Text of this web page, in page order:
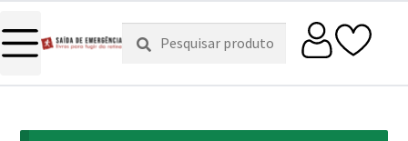
Pesquisar
por:
Pesquisa